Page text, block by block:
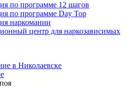
по программе 12 шагов
по программе Day Top
наркомании
центр для наркозависимых
в Николаевске